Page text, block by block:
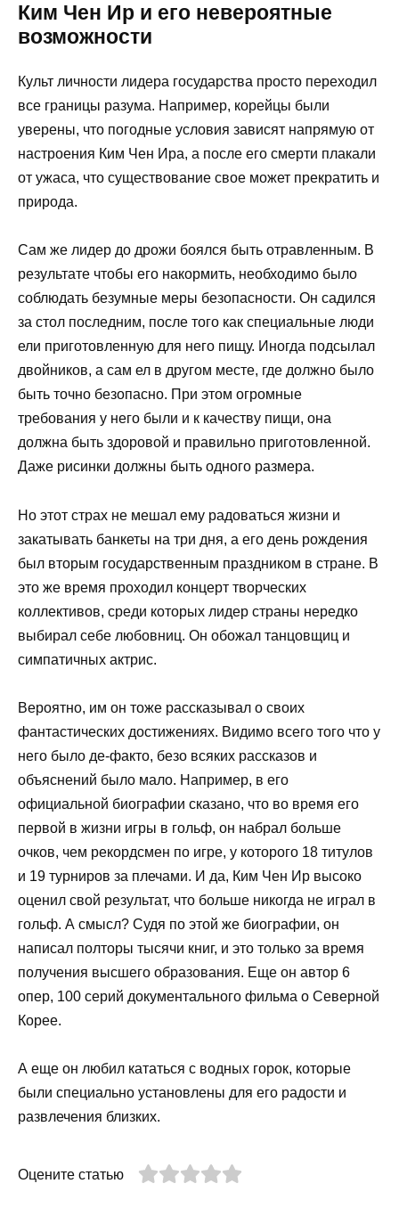
Ким Чен Ир и его невероятные
возможности
Культ личности лидера государства просто переходил
все границы разума. Например, корейцы были
уверены, что погодные условия зависят напрямую от
настроения Ким Чен Ира, а после его смерти плакали
от ужаса, что существование свое может прекратить и
природа.
Сам же лидер до дрожи боялся быть отравленным. В
результате чтобы его накормить, необходимо было
соблюдать безумные меры безопасности. Он садился
за стол последним, после того как специальные люди
ели приготовленную для него пищу. Иногда подсылал
двойников, а сам ел в другом месте, где должно было
быть точно безопасно. При этом огромные
требования у него были и к качеству пищи, она
должна быть здоровой и правильно приготовленной.
Даже рисинки должны быть одного размера.
Но этот страх не мешал ему радоваться жизни и
закатывать банкеты на три дня, а его день рождения
был вторым государственным праздником в стране. В
это же время проходил концерт творческих
коллективов, среди которых лидер страны нередко
выбирал себе любовниц. Он обожал танцовщиц и
симпатичных актрис.
Вероятно, им он тоже рассказывал о своих
фантастических достижениях. Видимо всего того что у
него было де-факто, безо всяких рассказов и
объяснений было мало. Например, в его
официальной биографии сказано, что во время его
первой в жизни игры в гольф, он набрал больше
очков, чем рекордсмен по игре, у которого 18 титулов
и 19 турниров за плечами. И да, Ким Чен Ир высоко
оценил свой результат, что больше никогда не играл в
гольф. А смысл? Судя по этой же биографии, он
написал полторы тысячи книг, и это только за время
получения высшего образования. Еще он автор 6
опер, 100 серий документального фильма о Северной
Корее.
А еще он любил кататься с водных горок, которые
были специально установлены для его радости и
развлечения близких.
Оцените статью